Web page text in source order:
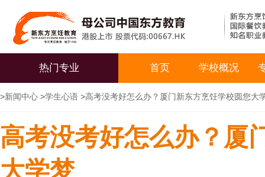
热门专业 首页 学校概况
>新闻中心 >学生心语 >高考没考好怎么办？厦门新东方烹饪学校圆您大
高考没考好怎么办？厦
大学梦